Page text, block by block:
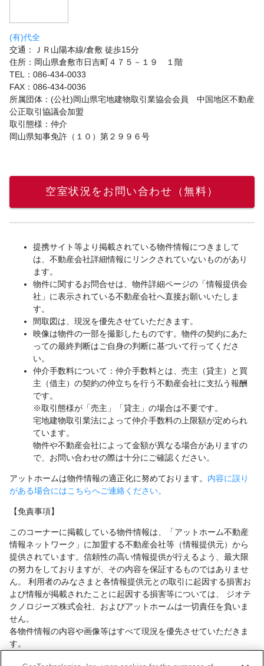
(有)代全
交通：ＪＲ山陽本線/倉敷 徒歩15分
住所：岡山県倉敷市日吉町４７５－１９ １階
TEL：086-434-0033
FAX：086-434-0036
所属団体：(公社)岡山県宅地建物取引業協会会員 中国地区不動産
公正取引協議会加盟
取引態様：仲介
岡山県知事免許（１０）第２９９６号
空室状況をお問い合わせ（無料）
提携サイト等より掲載されている物件情報につきまして
は、不動産会社詳細情報にリンクされていないものがあり
ます。
物件に関するお問合せは、物件詳細ページの「情報提供会
社」に表示されている不動産会社へ直接お願いいたしま
す。
間取図は、現況を優先させていただきます。
映像は物件の一部を撮影したものです。物件の契約にあた
っての最終判断はご自身の判断に基づいて行ってくださ
い。
仲介手数料について：仲介手数料とは、売主（貸主）と買
主（借主）の契約の仲立ちを行う不動産会社に支払う報酬
です。
※取引態様が「売主」「貸主」の場合は不要です。
宅地建物取引業法によって仲介手数料の上限額が定められ
ています。
物件や不動産会社によって金額が異なる場合がありますの
で、お問い合わせの際は十分にご確認ください。
アットホームは物件情報の適正化に努めております。 内容に誤り
がある場合にはこちらへご連絡ください。
【免責事項】
このコーナーに掲載している物件情報は、「アットホーム不動産
情報ネットワーク」に加盟する不動産会社等（情報提供元）から
提供されています。信頼性の高い情報提供が行えるよう、最大限
の努力をしておりますが、その内容を保証するものではありませ
ん。 利用者のみなさまと各情報提供元との取引に起因する損害お
よび情報が掲載されたことに起因する損害等については、 ジオテ
クノロジーズ株式会社、およびアットホームは一切責任を負いま
せん。
各物件情報の内容や画像等はすべて現況を優先させていただきま
す。